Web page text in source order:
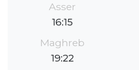
Asser
16:15
Maghreb
19:22